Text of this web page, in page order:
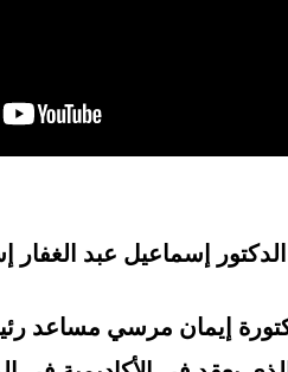
إسماعيل عبد
إيمان مرسي مساعد